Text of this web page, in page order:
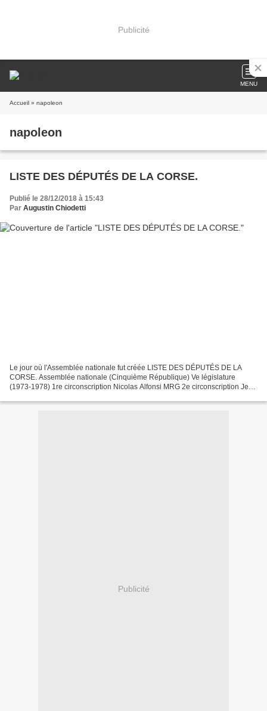
Publicité
MENU
Accueil » napoleon
napoleon
LISTE DES DÉPUTÉS DE LA CORSE.
Publié le 28/12/2018 à 15:43
Par Augustin Chiodetti
Le jour où l'Assemblée nationale fut créée LISTE DES DÉPUTÉS DE LA
CORSE. Assemblée nationale (Cinquième République) Ve législature
(1973-1978) 1re circonscription Nicolas Alfonsi MRG 2e circonscription Jean
Publicité